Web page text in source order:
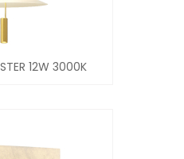
12W 3000K